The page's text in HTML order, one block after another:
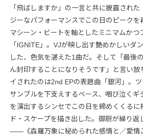
「飛ばしますか」の一言と共に披露され
ジーなパフォーマンスでこの日のピーク
マシーン・ビートを軸としたミニマムかつ
「IGNITE」。VJが映し出す艶めかしいダ
した、色気を湛えた1曲だ。そして「最後
ん封印することになりそうです」と言い放
イされたのは2nd EPの表題曲「銀河」。
サンブルを下支えするベース、咽び泣くギ
を演出するシンセでこの日を締めくくるに
ド・スケープを描き出した。御厨が繰り返
――《森羅万象に秘められた感情と／愛情